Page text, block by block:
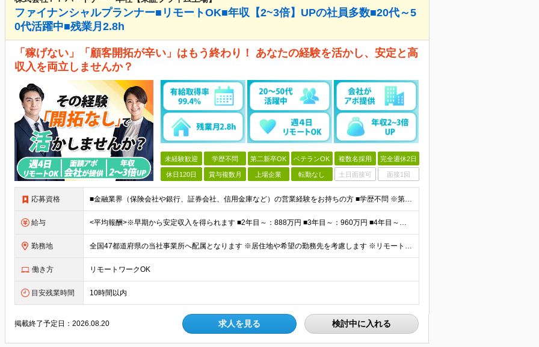
ファイナンシャルプランナー■リモートOK■年収【2~3倍】UPの社員多数■20代～5
0代活躍中■残業月2.8h
「稼げない」「顧客開拓が辛い」はもう終わり！ あなたの経験を活かし、安定と高
収入を両立しませんか？
未経験歓迎 学歴不問 第二新卒OK ベテランOK 複数名採用 完全週休2日
休日120日 賞与複数月 上場企業 転勤なし 土日面接可 面接1回
応募資格 ■金融業界（保険会社や銀行、証券会社、信用金庫など）の営業経験をお持ちの方 ■学歴不問 ※第二新卒の方も歓迎します ※直販の保険営業職経験者も多数活躍中。 お客さまへのご提案に集中できる仕組みにより
給与 <平均報酬>※早期から安定収入を得られます ■2年目～：888万円 ■3年目～：960万円 ■4年目～：1028万円 ★成果連動型報酬（営業成績に応じて支給/45時間分固定残業代含む/超過分は別途支
勤務地 全国47都道府県の当社事業所へ配属となります ※居住地や希望の勤務先を考慮します ※リモートワークOK／転勤なし ＜本社＞ 東京都台東区浅草橋1-1-8 FP浅草橋ビル (変更の範囲)上記を除く当
働き方 リモートワークOK
目安残業時間 10時間以内
掲載終了予定日：2026.08.20 求人を見る 検討中に入れる